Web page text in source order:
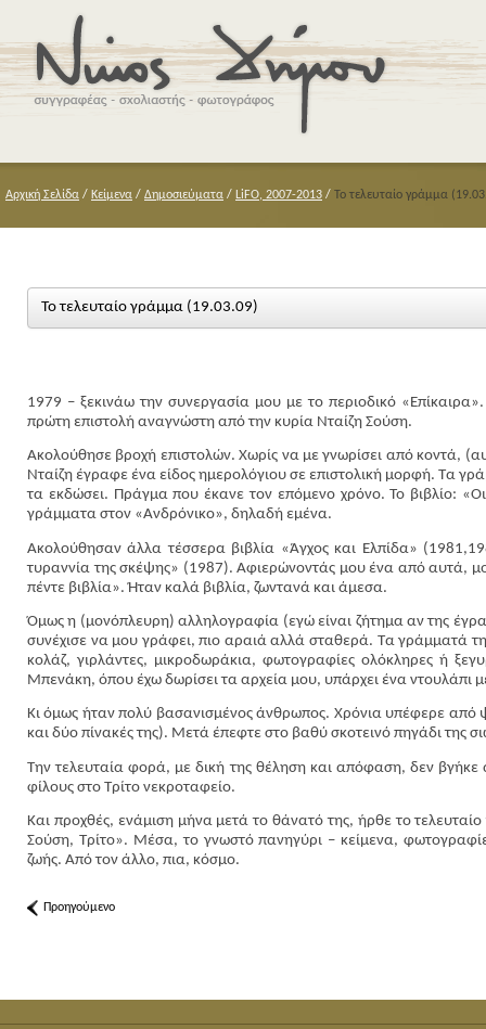
Αρχική Σελίδα / Κείμενα / Δημοσιεύματα / LiFO, 2007-2013 / Το τελευταίο γράμμα
Το τελευταίο γράμμα (19.03.09)
1979 – ξεκινάω την συνεργασία μου με το περιοδικό
πρώτη επιστολή αναγνώστη από την κυρία Νταίζη Σούση.
Ακολούθησε βροχή επιστολών. Χωρίς να με γνωρίσει από κοντά,
Νταίζη έγραφε ένα είδος ημερολόγιου σε επιστολική μορφή. Τα
τα εκδώσει. Πράγμα που έκανε τον επόμενο χρόνο. Το βιβλίο:
γράμματα στον «Ανδρόνικο», δηλαδή εμένα.
Ακολούθησαν άλλα τέσσερα βιβλία «Άγχος και Ελπίδα»
τυραννία της σκέψης» (1987). Αφιερώνοντάς μου ένα από αυτά,
πέντε βιβλία». Ήταν καλά βιβλία, ζωντανά και άμεσα.
Όμως η (μονόπλευρη) αλληλογραφία (εγώ είναι ζήτημα αν της
συνέχισε να μου γράφει, πιο αραιά αλλά σταθερά. Τα γράμματά
κολάζ, γιρλάντες, μικροδωράκια, φωτογραφίες ολόκληρες ή
Μπενάκη, όπου έχω δωρίσει τα αρχεία μου, υπάρχει ένα ντουλάπι
Κι όμως ήταν πολύ βασανισμένος άνθρωπος. Χρόνια υπέφερε
και δύο πίνακές της). Μετά έπεφτε στο βαθύ σκοτεινό πηγάδι της
Την τελευταία φορά, με δική της θέληση και απόφαση, δεν βγήκε
φίλους στο Τρίτο νεκροταφείο.
Και προχθές, ενάμιση μήνα μετά το θάνατό της, ήρθε το
Σούση, Τρίτο». Μέσα, το γνωστό πανηγύρι – κείμενα,
ζωής. Από τον άλλο, πια, κόσμο.
Προηγούμενο